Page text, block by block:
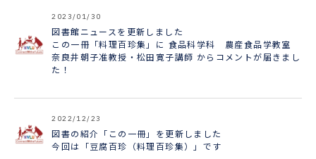
2023/01/30
図書館ニュースを更新しました
この一冊「料理百珍集」に 食品科学科 農産食品学教室
奈良井朝子准教授・松田寛子講師 からコメントが届きまし
た！
2022/12/23
図書の紹介「この一冊」を更新しました
今回は「豆腐百珍（料理百珍集）」です